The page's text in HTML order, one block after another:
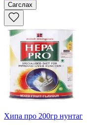
Сагслах
Хипа про 200гр нунтаг